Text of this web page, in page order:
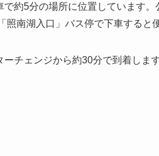
約5分の場所に位置しています。
南湖入口」バス停で下車すると
チェンジから約30分で到着しま